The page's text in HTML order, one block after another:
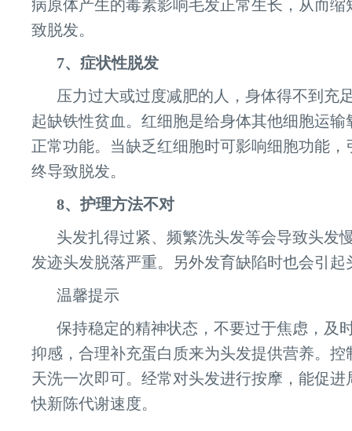
病原体产生的毒素影响毛发正常生长，从而缩
致脱发。
7、症状性脱发
压力过大或过度减肥的人，身体得不到充
起缺铁性贫血。红细胞是给身体其他细胞运输
正常功能。当缺乏红细胞时可影响细胞功能，
终导致脱发。
8、护理方法不对
头发扎得过紧、频繁洗头发等会导致头发
发迹头发脱落严重。另外发育缺陷时也会引起
温馨提示
保持稳定的精神状态，不要过于焦虑，及
抑感，合理补充蛋白质来为头发提供营养。控
天洗一次即可。经常对头发进行按摩，能促进
快新陈代谢速度。